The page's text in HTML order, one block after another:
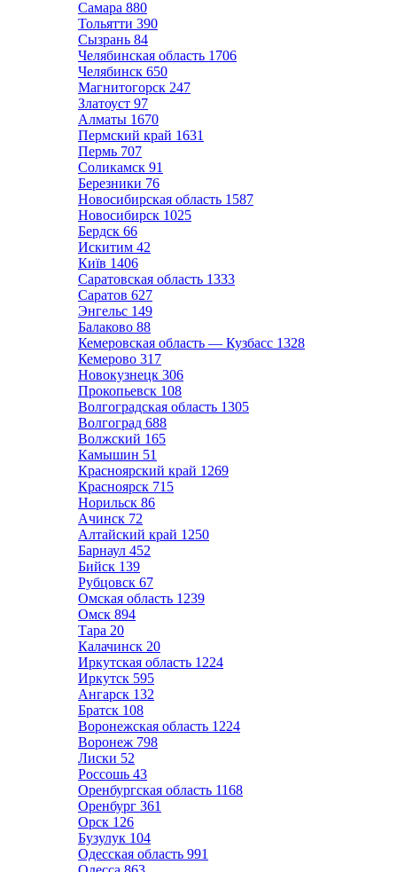
Самара 880
Тольятти 390
Сызрань 84
Челябинская область 1706
Челябинск 650
Магнитогорск 247
Златоуст 97
Алматы 1670
Пермский край 1631
Пермь 707
Соликамск 91
Березники 76
Новосибирская область 1587
Новосибирск 1025
Бердск 66
Искитим 42
Київ 1406
Саратовская область 1333
Саратов 627
Энгельс 149
Балаково 88
Кемеровская область — Кузбасс 1328
Кемерово 317
Новокузнецк 306
Прокопьевск 108
Волгоградская область 1305
Волгоград 688
Волжский 165
Камышин 51
Красноярский край 1269
Красноярск 715
Норильск 86
Ачинск 72
Алтайский край 1250
Барнаул 452
Бийск 139
Рубцовск 67
Омская область 1239
Омск 894
Тара 20
Калачинск 20
Иркутская область 1224
Иркутск 595
Ангарск 132
Братск 108
Воронежская область 1224
Воронеж 798
Лиски 52
Россошь 43
Оренбургская область 1168
Оренбург 361
Орск 126
Бузулук 104
Одесская область 991